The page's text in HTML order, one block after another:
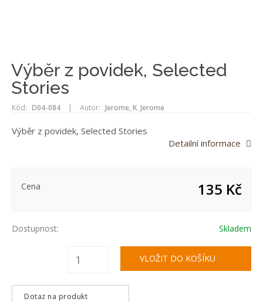
Výběr z povidek, Selected
Stories
Kód: D04-084 | Autor: Jerome, K. Jerome
Výběr z povidek, Selected Stories
Detailní informace
Cena 135 Kč
Dostupnost: Skladem
Dotaz na produkt